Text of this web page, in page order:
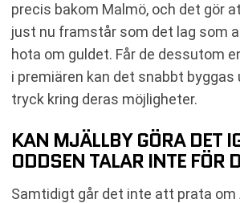
precis bakom Malmö, och det gör
just nu framstår som det lag som
hota om guldet. Får de dessutom
i premiären kan det snabbt byggas
tryck kring deras möjligheter.
KAN MJÄLLBY GÖRA DET
ODDSEN TALAR INTE FÖR
Samtidigt går det inte att prata om